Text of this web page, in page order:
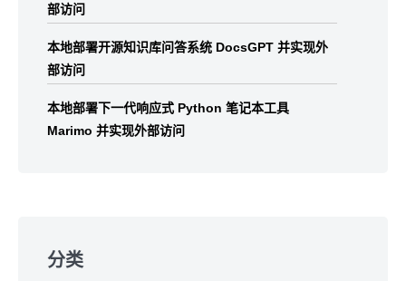
部访问
本地部署开源知识库问答系统 DocsGPT 并实现外
部访问
本地部署下一代响应式 Python 笔记本工具
Marimo 并实现外部访问
分类